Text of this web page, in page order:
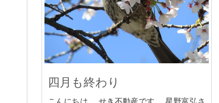
四月も終わり